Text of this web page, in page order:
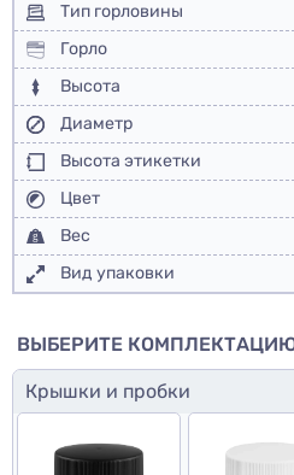
Тип горловины
Горло
Высота
Диаметр
Высота этикетки
Цвет
Вес
Вид упаковки
ВЫБЕРИТЕ
Крышки и пробки